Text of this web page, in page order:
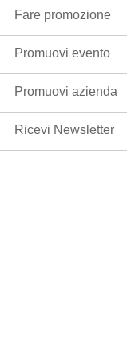
Fare promozione
Promuovi evento
Promuovi azienda
Ricevi Newsletter